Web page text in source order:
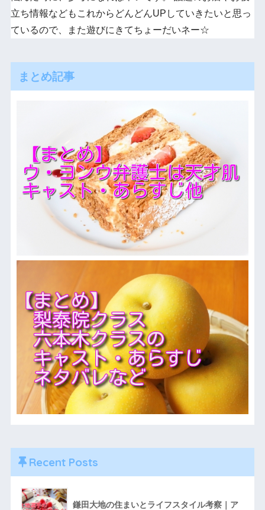
立ち情報などもこれからどんどんUPしていきたいと思っ
ているので、また遊びにきてちょーだいネー☆
まとめ記事
Recent Posts
鎌田大地の住まいとライフスタイル考察｜ア